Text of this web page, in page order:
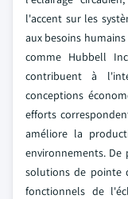
l'accent sur les
aux besoins
comme Hubbell
contribuent à
conceptions
efforts
améliore la
environnements.
solutions de pointe
fonctionnels de